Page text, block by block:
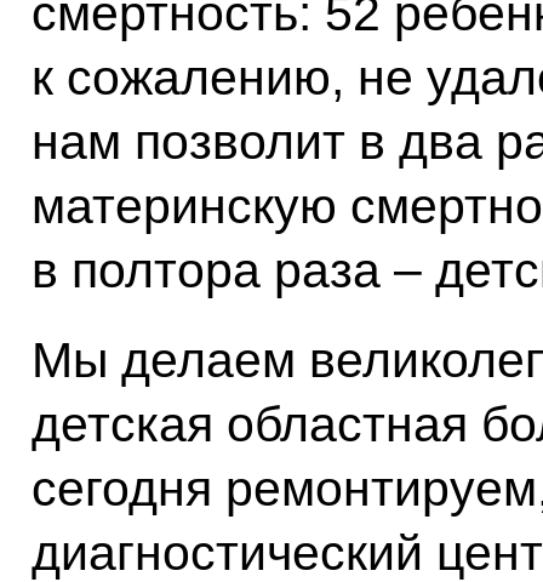
смертность: 52
к сожалению, не
нам позволит в два
материнскую
в полтора раза –
Мы делаем
детская областная
сегодня
диагностический